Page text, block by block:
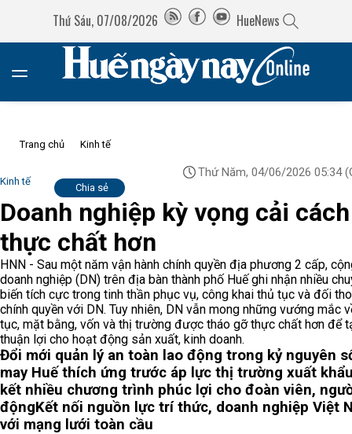
Thứ Sáu, 07/08/2026 HueNews
Trang chủ Kinh tế
Kinh tế
Thứ Năm, 04/06/2026 05:34
Chia sẻ
Doanh nghiệp kỳ vọng cải cách
thực chất hơn
HNN - Sau một năm vận hành chính quyền địa phương 2 cấp,
doanh nghiệp (DN) trên địa bàn thành phố Huế ghi nhận nhiều
biến tích cực trong tinh thần phục vụ, công khai thủ tục và đối
chính quyền với DN. Tuy nhiên, DN vẫn mong những vướng mắc
tục, mặt bằng, vốn và thị trường được tháo gỡ thực chất hơn để
thuận lợi cho hoạt động sản xuất, kinh doanh.
Đổi mới quản lý an toàn lao động trong kỷ nguyên
may Huế thích ứng trước áp lực thị trường xuất
kết nhiều chương trình phúc lợi cho đoàn viên,
độngKết nối nguồn lực trí thức, doanh nghiệp Việt
với mạng lưới toàn cầu